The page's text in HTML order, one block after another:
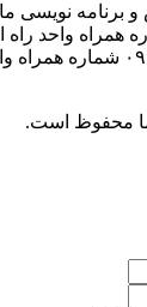
و برنامه نویسی
شماره
آلات صنعتی : ۰۹۱۰۱۹۹۷۴۷۰
محفوظ است.